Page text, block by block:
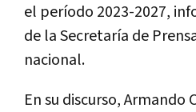
el período 2023-2027,
de la Secretaría de
nacional.
En su discurso, Armando